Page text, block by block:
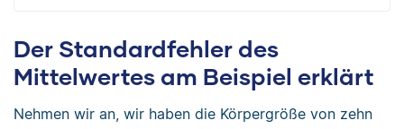
Der Standardfehler des
Mittelwertes am Beispiel erklärt
Nehmen wir an, wir haben die Körpergröße von zehn